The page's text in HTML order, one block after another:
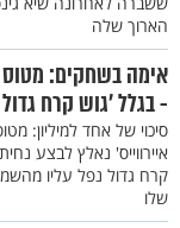
הארוך שלה
אימה בשחקים: מטוס
- בגלל ’גוש קרח
סיכוי של אחד למיליון:
איירווייס' נאלץ לבצע
קרח גדול נפל עליו
שלו